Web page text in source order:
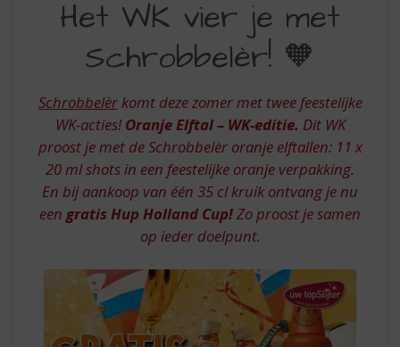
WK
MET
SCHROBBELER
Het WK vier je met
Schrobbelèr! 🧡
Schrobbelèrkomt deze zomer met twee feestelijke
WK-acties!Oranje Elftal – WK-editie. Dit WK
proost je met de Schrobbelèr oranje elftallen: 11 x
20 ml shots in een feestelijke oranje verpakking.
En bij aankoop van één 35 cl kruik ontvang je nu
een gratis Hup Holland Cup!Zo proost je samen
op ieder doelpunt.